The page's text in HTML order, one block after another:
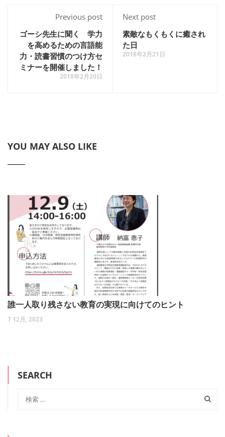
Previous post
ゴーシ先生に聞く 学力
を高めるための言語能
力・読書習慣のつけ方セ
ミナーを開催しました！
2018年2月20日
Next post
素敵なもくもくに癒され
た日
2018年2月21日
YOU MAY ALSO LIKE
誰一人取り残さない教育の実現に向けてのヒント
7 12月, 2023
SEARCH